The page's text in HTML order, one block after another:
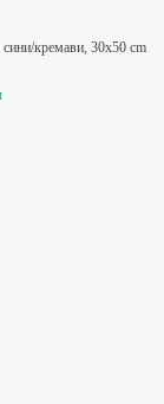
сини/кремави, 30x50 cm